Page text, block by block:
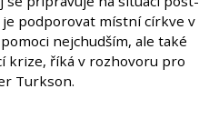
podporovat místní církve v
nejchudším, ale také
krize, říká v rozhovoru pro
Turkson.